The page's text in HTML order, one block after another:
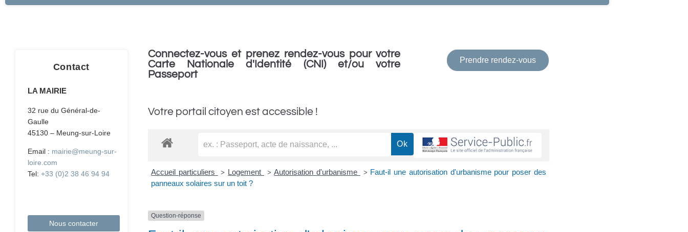
Contact
LA MAIRIE
32 rue du Général-de-
Gaulle
45130 – Meung-sur-Loire
Email : mairie@meung-sur-
loire.com
Tel:+33 (0)2 38 46 94 94
Nous contacter
Connectez-vous et prenez rendez-vous pour votre
Carte Nationale d'Identité (CNI) et/ou votre
Passeport
Prendre rendez-vous
Votre portail citoyen est accessible !
Accueil particuliers > Logement > Autorisation d'urbanisme > Faut-il une autorisation d'urbanisme pour poser des
panneaux solaires sur un toit ?
Question-réponse